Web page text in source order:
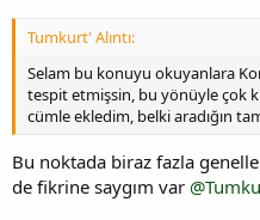
Tumkurt' Alıntı:
Selam bu konuyu okuyanlara
tespit etmişsin, bu yönüyle çok
cümle ekledim, belki aradığın
Bu noktada biraz fazla
de fikrine saygım var